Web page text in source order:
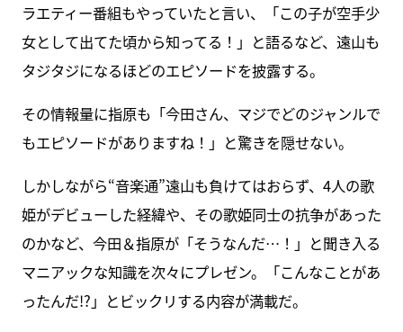
ラエティー番組もやっていたと言い、「この子が空手少
女として出てた頃から知ってる！」と語るなど、遠山も
タジタジになるほどのエピソードを披露する。
その情報量に指原も「今田さん、マジでどのジャンルで
もエピソードがありますね！」と驚きを隠せない。
しかしながら“音楽通”遠山も負けてはおらず、4人の歌
姫がデビューした経緯や、その歌姫同士の抗争があった
のかなど、今田＆指原が「そうなんだ…！」と聞き入る
マニアックな知識を次々にプレゼン。「こんなことがあ
ったんだ!?」とビックリする内容が満載だ。